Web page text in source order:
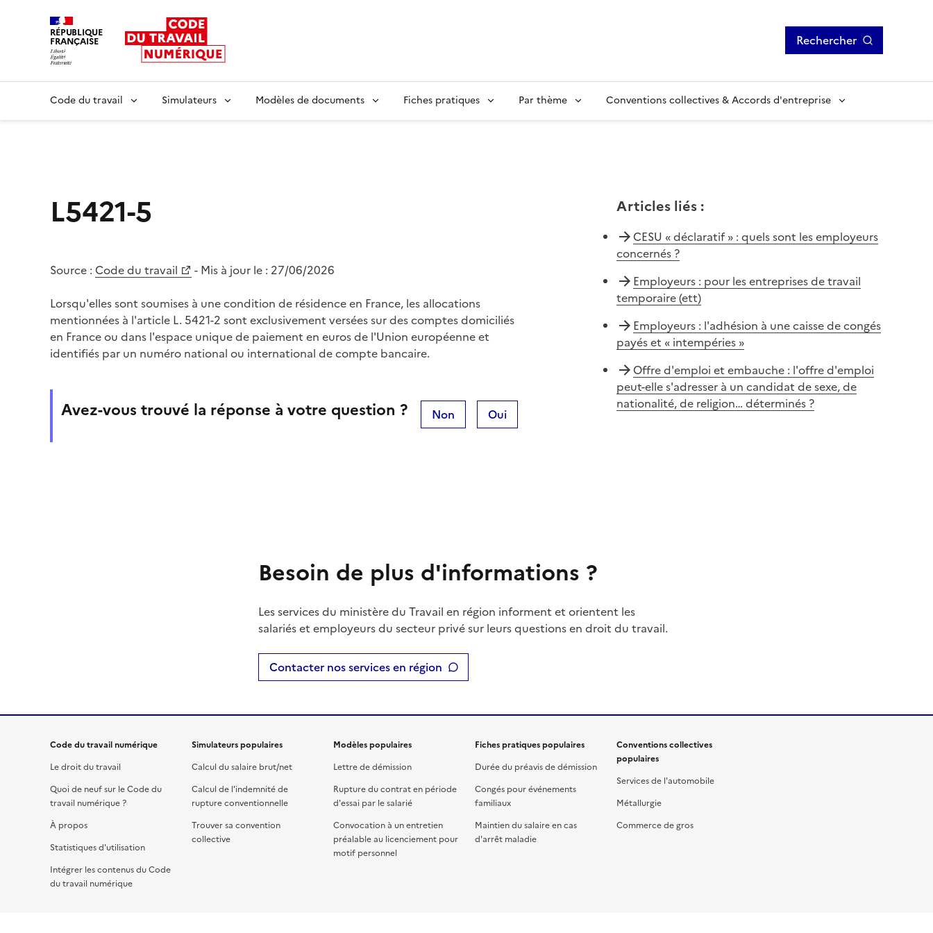
RÉPUBLIQUE
FRANÇAISE Rechercher
Code du travail Simulateurs Modèles de documents Fiches pratiques Par thème Conventions collectives & Accords d'entreprise
L5421-5
Source : Code du travail - Mis à jour le : 27/06/2026
Lorsqu'elles sont soumises à une condition de résidence en France, les allocations
mentionnées à l'article L. 5421-2 sont exclusivement versées sur des comptes domiciliés
en France ou dans l'espace unique de paiement en euros de l'Union européenne et
identifiés par un numéro national ou international de compte bancaire.
Avez-vous trouvé la réponse à votre question ? Non Oui
Articles liés:
CESU « déclaratif » : quels sont les employeurs
concernés ?
Employeurs : pour les entreprises de travail
temporaire (ett)
Employeurs : l'adhésion à une caisse de congés
payés et « intempéries »
Offre d'emploi et embauche : l'offre d'emploi
peut-elle s'adresser à un candidat de sexe, de
nationalité, de religion… déterminés ?
Besoin de plus d'informations ?
Les services du ministère du Travail en région informent et orientent les
salariés et employeurs du secteur privé sur leurs questions en droit du travail.
Contacter nos services en région
Code du travail numérique
Le droit du travail
Quoi de neuf sur le Code du
travail numérique ?
À propos
Statistiques d'utilisation
Intégrer les contenus du Code
du travail numérique
Simulateurs populaires
Calcul du salaire brut/net
Calcul de l'indemnité de
rupture conventionnelle
Trouver sa convention
collective
Modèles populaires
Lettre de démission
Rupture du contrat en période
d'essai par le salarié
Convocation à un entretien
préalable au licenciement pour
motif personnel
Fiches pratiques populaires
Durée du préavis de démission
Congés pour événements
familiaux
Maintien du salaire en cas
d'arrêt maladie
Conventions collectives
populaires
Services de l'automobile
Métallurgie
Commerce de gros